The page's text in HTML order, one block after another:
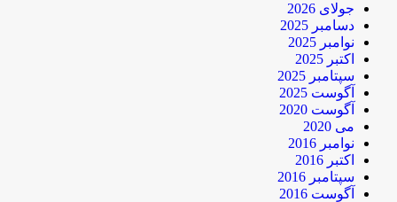
جولای 2026
دسامبر 2025
نوامبر 2025
اکتبر 2025
سپتامبر 2025
آگوست 2025
آگوست 2020
می 2020
نوامبر 2016
اکتبر 2016
سپتامبر 2016
آگوست 2016